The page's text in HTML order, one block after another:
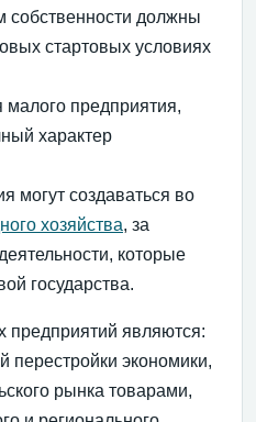
собственности должны
стартовых условиях
малого предприятия,
характер
могут создаваться во
хозяйства, за
которые
государства.
предприятий являются:
перестройки экономики,
рынка товарами,